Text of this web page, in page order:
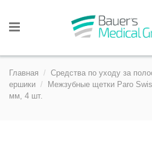
Главная Средства по уходу за
ершики
Межзубные щетки Paro
мм, 4 шт.